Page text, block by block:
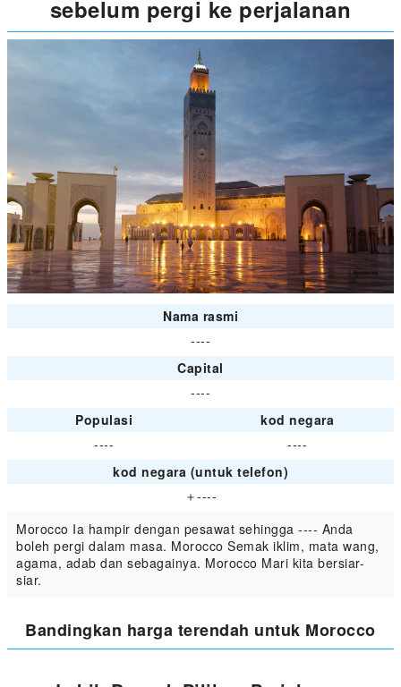
sebelum pergi ke perjalanan
Nama rasmi
----
Capital
----
Populasi
kod negara
----
----
kod negara (untuk telefon)
＋----
Morocco Ia hampir dengan pesawat sehingga ---- Anda
boleh pergi dalam masa. Morocco Semak iklim, mata wang,
agama, adab dan sebagainya. Morocco Mari kita bersiar-
siar.
Bandingkan harga terendah untuk Morocco